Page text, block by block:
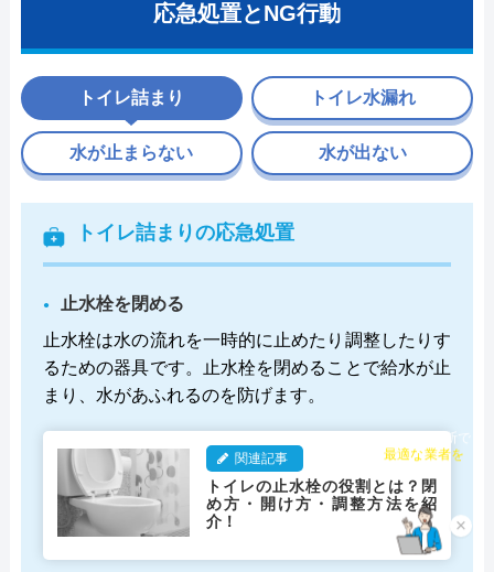
応急処置とNG行動
トイレ詰まり
トイレ詰まりの応急処置
止水栓を閉める
止水栓は水の流れを一時的に止めたり調整したりす
るための器具です。止水栓を閉めることで給水が止
まり、水があふれるのを防げます。
関連記事
トイレの止水栓の役割とは？閉
め方・開け方・調整方法を紹
介！
トイレ水漏れ
水が止まらない 水が出ない
×
チャット診断で
最適な業者を
ご提案